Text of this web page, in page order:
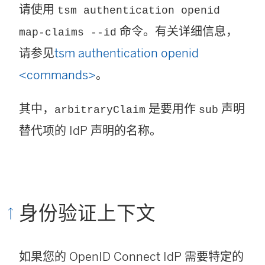
请使用 tsm authentication openid
map-claims --id 命令。有关详细信息，
请参见tsm authentication openid
<commands>。
其中， arbitraryClaim 是要用作 sub 声明
替代项的 IdP 声明的名称。
身份验证上下文
如果您的 OpenID Connect IdP 需要特定的